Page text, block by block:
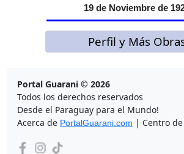
19 de Noviembre de
Perfil y Más
Portal Guarani © 2026
Todos los derechos reservados
Desde el Paraguay para el Mundo!
Acerca de PortalGuarani.com | Centro de